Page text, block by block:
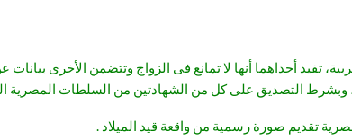
أحداهما أنها لا تمانع فى الزواج وتتضمن الأخرى بيانات
وبشرط التصديق على كل من الشهادتين من السلطات المصرية